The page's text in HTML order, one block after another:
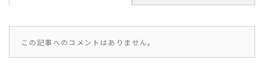
この記事へのコメントはありません。